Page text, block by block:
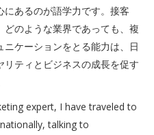
にあるのが語学力です。接客
のような業界であっても、複
ケーションをとる能力は、日
ティとビジネスの成長を促す
expert, I have traveled to
talking to